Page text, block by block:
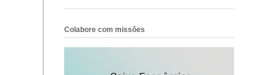
Colabore com missões